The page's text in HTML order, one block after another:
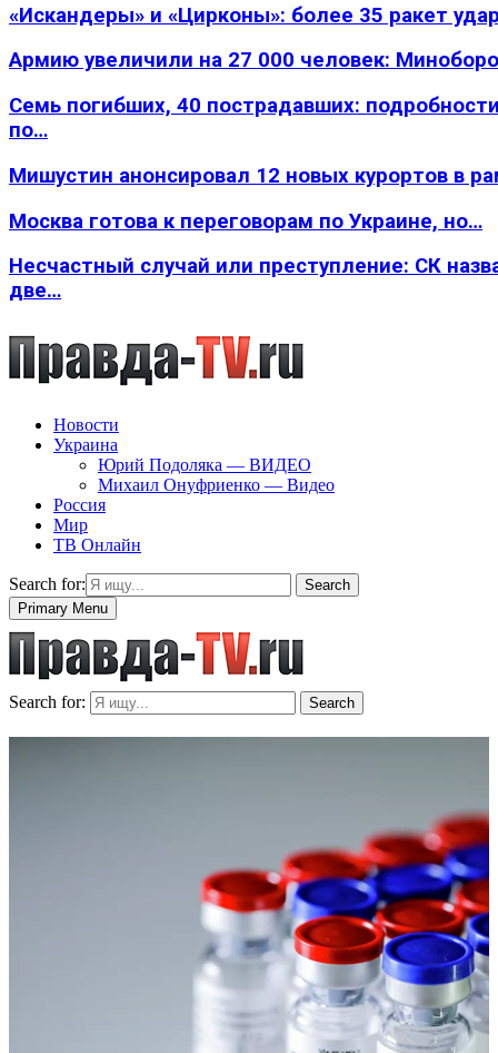
«Искандеры» и «Цирконы»: более 35 ракет
Армию увеличили на 27 000 человек:
Семь погибших, 40 пострадавших:
по…
Мишустин анонсировал 12 новых курортов в
Москва готова к переговорам по Украине, но…
Несчастный случай или преступление: СК
две…
Новости
Украина
Юрий Подоляка — ВИДЕО
Михаил Онуфриенко — Видео
Россия
Мир
ТВ Онлайн
Search for:
Search
Primary Menu
Search for: Search